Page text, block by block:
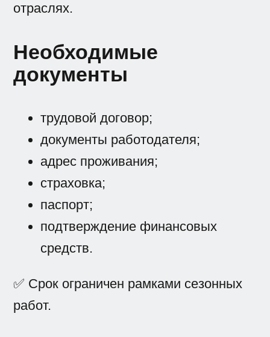
отраслях.
‍Необходимые
документы
трудовой договор;
документы работодателя;
адрес проживания;
страховка;
паспорт;
подтверждение финансовых
средств.
✅ Срок ограничен рамками сезонных
работ.